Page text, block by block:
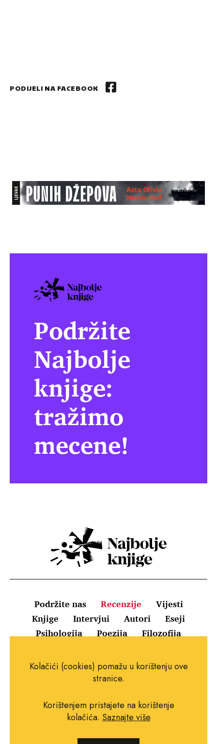
PODIJELI NA FACEBOOK
Podržite
Najbolje
knjige:
tražimo
mecene!
Podržite nas Recenzije
Vijesti
Knjige
Intervjui Autori
Eseji
Psihologija
Poezija Filozofija
Uvjeti korištenja
Pravila o kolačićima
Impressum
Kolačići (cookies) pomažu u korištenju ove
stranice.
Korištenjem pristajete na korištenje
kolačića. Saznajte više